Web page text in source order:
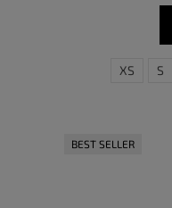
XS S
BEST SELLER